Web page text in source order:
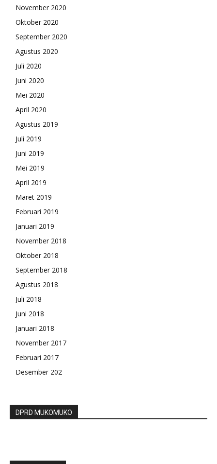
November 2020
Oktober 2020
September 2020
Agustus 2020
Juli 2020
Juni 2020
Mei 2020
April 2020
Agustus 2019
Juli 2019
Juni 2019
Mei 2019
April 2019
Maret 2019
Februari 2019
Januari 2019
November 2018
Oktober 2018
September 2018
Agustus 2018
Juli 2018
Juni 2018
Januari 2018
November 2017
Februari 2017
Desember 202
DPRD MUKOMUKO